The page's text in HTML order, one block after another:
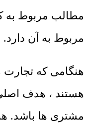
مطالب مربوط به
مربوط به آن دارد.
هنگامی که تجارت
هستند ، هدف اصلی
مشتری ها باشد.